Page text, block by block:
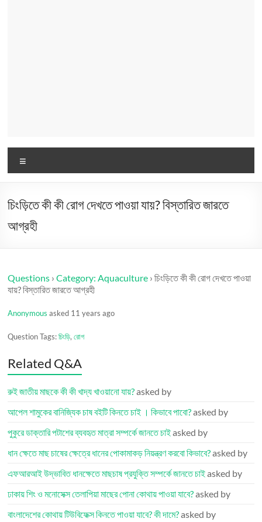
চিংড়িতে কী কী রোগ দেখতে পাওয়া যায়? বিস্তারিত জারতে
আগ্রহী
Questions ›Category: Aquaculture ›চিংড়িতে কী কী রোগ দেখতে পাওয়া
যায়? বিস্তারিত জারতে আগ্রহী
Anonymous asked 11 years ago
Question Tags:চিংড়ি,রোগ
Related Q&A
রুই জাতীয় মাছকে কী কী খাদ্য খাওয়ানো যায়?asked by
আপেল শামুকের বানিজ্যিক চাষ বইটি কিনতে চাই । কিভাবে পাবো?asked by
পুকুরে ডাক্তারি পটাশের ব্যবহৃত মাত্রা সম্পর্কে জানতে চাইasked by
ধান ক্ষেতে মাছ চাষের ক্ষেত্রে ধানের পোকামাকড় নিয়ন্ত্রণ করবো কিভাবে?asked by
এফআরআই উদ্ভাবিত ধানক্ষেতে মাছচাষ প্রযুক্তি সম্পর্কে জানতে চাইasked by
ঢাকায় শিং ও মনোসেক্স তেলাপিয়া মাছের পোনা কোথায় পাওয়া যাবে?asked by
বাংলাদেশের কোথায় টিউবিফেক্স কিনতে পাওয়া যাবে? কী দামে?asked by